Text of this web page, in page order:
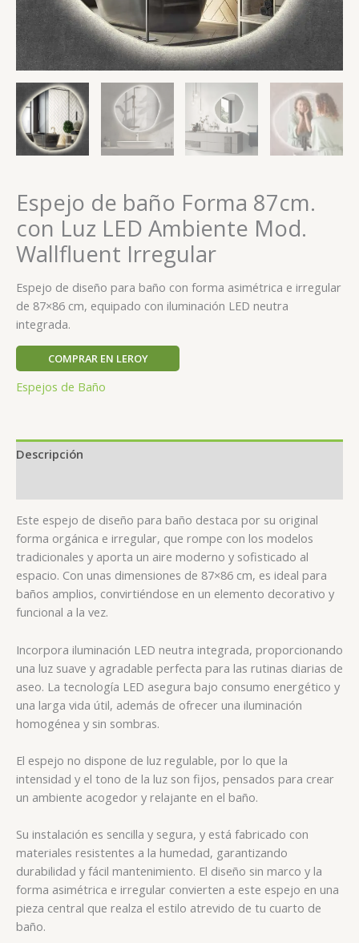
Espejo de baño Forma 87cm.
con Luz LED Ambiente Mod.
Wallfluent Irregular
Espejo de diseño para baño con forma asimétrica e irregular
de 87×86 cm, equipado con iluminación LED neutra
integrada.
COMPRAR EN LEROY
Espejos de Baño
Descripción
Este espejo de diseño para baño destaca por su original
forma orgánica e irregular, que rompe con los modelos
tradicionales y aporta un aire moderno y sofisticado al
espacio. Con unas dimensiones de 87×86 cm, es ideal para
baños amplios, convirtiéndose en un elemento decorativo y
funcional a la vez.
Incorpora iluminación LED neutra integrada, proporcionando
una luz suave y agradable perfecta para las rutinas diarias de
aseo. La tecnología LED asegura bajo consumo energético y
una larga vida útil, además de ofrecer una iluminación
homogénea y sin sombras.
El espejo no dispone de luz regulable, por lo que la
intensidad y el tono de la luz son fijos, pensados para crear
un ambiente acogedor y relajante en el baño.
Su instalación es sencilla y segura, y está fabricado con
materiales resistentes a la humedad, garantizando
durabilidad y fácil mantenimiento. El diseño sin marco y la
forma asimétrica e irregular convierten a este espejo en una
pieza central que realza el estilo atrevido de tu cuarto de
baño.